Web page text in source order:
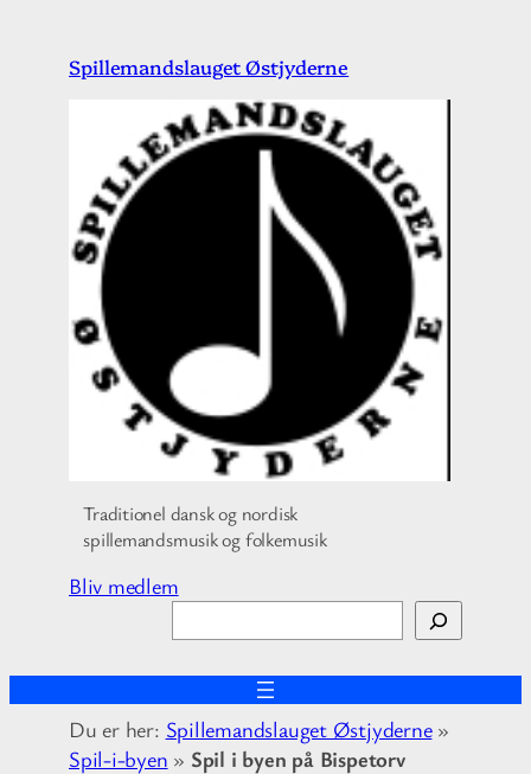
Spillemandslauget Østjyderne
Traditionel dansk og nordisk
spillemandsmusik og folkemusik
Bliv medlem
ø
g
Du er her: Spillemandslauget Østjyderne»
Spil-i-byen » Spil i byen på Bispetorv